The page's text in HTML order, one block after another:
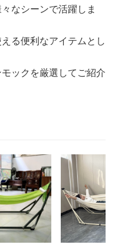
なシーンで活躍しま
る便利なアイテムとし
ックを厳選してご紹介